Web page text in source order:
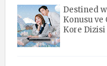
Destined
Konusu ve
Kore Dizisi